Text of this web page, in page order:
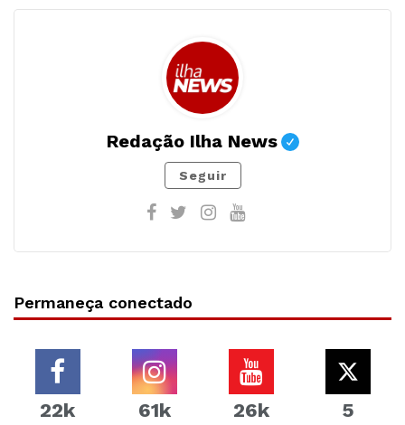
Redação Ilha News
Seguir
Permaneça conectado
22k 61k 26k 5